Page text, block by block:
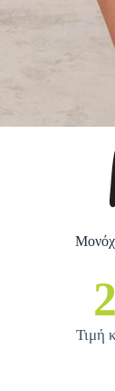
Τιμή